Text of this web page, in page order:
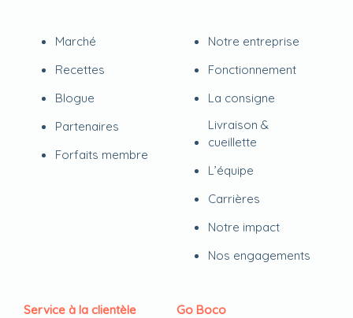
Marché
Recettes
Blogue
Partenaires
Forfaits membre
Notre entreprise
Fonctionnement
La consigne
Livraison &
cueillette
L’équipe
Carrières
Notre impact
Nos engagements
Service à la clientèle Go Boco